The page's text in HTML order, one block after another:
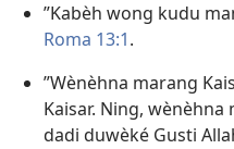
”Kabèh wong kudu
Roma 13:1.
”Wènèhna marang
Kaisar. Ning,
dadi duwèké Gusti